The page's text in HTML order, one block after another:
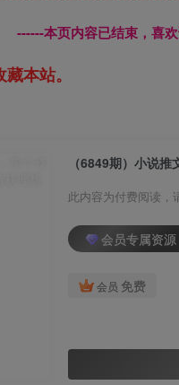
------本页内容已结束，喜
本站。
（6849期）小说
此内容为付费阅读，
会员专属资源
会员 免费